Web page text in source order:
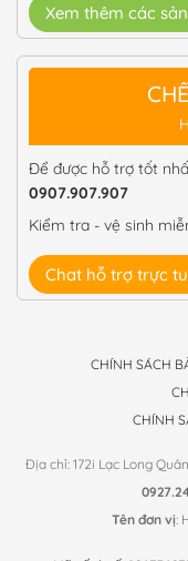
Xem thêm các
Để được hỗ trợ tốt
0907.907.907
Kiểm tra - vệ sinh
Chat hỗ trợ trực
CHÍNH SÁCH
CHÍNH
Địa chỉ: 172i Lạc Long
Tên đơn vị: